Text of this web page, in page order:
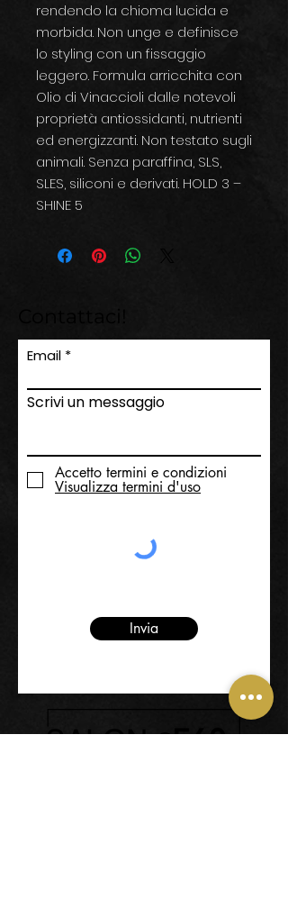
rendendo la chioma lucida e
morbida. Non unge e definisce
lo styling con un fissaggio
leggero. Formula arricchita con
Olio di Vinaccioli dalle notevoli
proprietà antiossidanti, nutrienti
ed energizzanti. Non testato sugli
animali. Senza paraffina, SLS,
SLES, siliconi e derivati. HOLD 3 –
SHINE 5
Email
Scrivi un messaggio
Accetto termini e condizioni
Visualizza termini d'uso
Invia